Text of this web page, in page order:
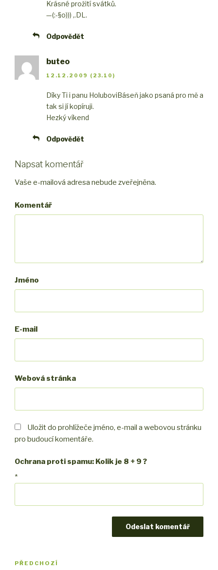
Krásné prožití svátků.
—(:-§o))) ,.DL.
Odpovědět
buteo
12.12.2009 (23.10)
Díky Ti i panu HoluboviBáseň jako psaná pro mě a
tak si jí kopíruji.
Hezký víkend
Odpovědět
Napsat komentář
Vaše e-mailová adresa nebude zveřejněna.
Komentář
Jméno
E-mail
Webová stránka
Uložit do prohlížeče jméno, e-mail a webovou stránku
pro budoucí komentáře.
Ochrana proti spamu: Kolik je 8 + 9 ?
*
Navigace
Předchozí
PŘEDCHOZÍ